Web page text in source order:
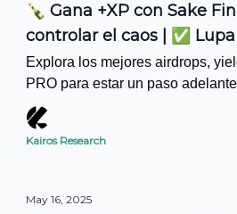
🍾 Gana +XP con Sake
controlar el caos | ✅ Lupa
Explora los mejores airdrops,
PRO para estar un paso
semana.
Kairos Research
May 16, 2025